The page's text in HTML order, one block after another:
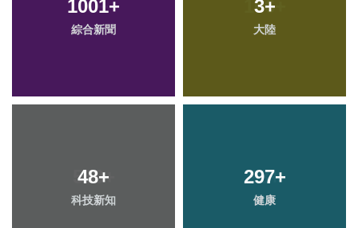
1001+
綜合新聞
3+
大陸
48+
科技新知
297+
健康